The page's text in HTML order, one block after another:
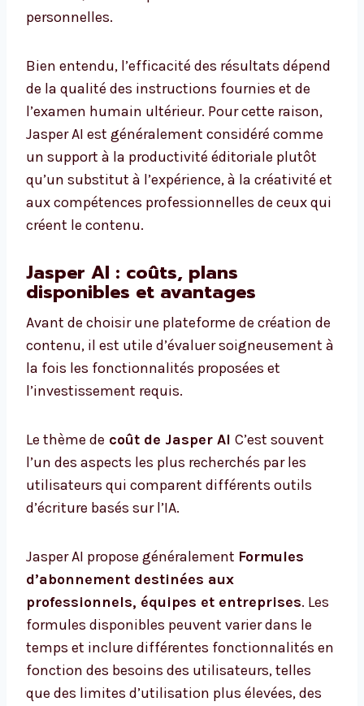
personnelles.
Bien entendu, l’efficacité des résultats dépend
de la qualité des instructions fournies et de
l’examen humain ultérieur. Pour cette raison,
Jasper AI est généralement considéré comme
un support à la productivité éditoriale plutôt
qu’un substitut à l’expérience, à la créativité et
aux compétences professionnelles de ceux qui
créent le contenu.
Jasper AI : coûts, plans
disponibles et avantages
Avant de choisir une plateforme de création de
contenu, il est utile d’évaluer soigneusement à
la fois les fonctionnalités proposées et
l’investissement requis.
Le thème de coût de Jasper AI C’est souvent
l’un des aspects les plus recherchés par les
utilisateurs qui comparent différents outils
d’écriture basés sur l’IA.
Jasper AI propose généralement Formules
d’abonnement destinées aux
professionnels, équipes et entreprises. Les
formules disponibles peuvent varier dans le
temps et inclure différentes fonctionnalités en
fonction des besoins des utilisateurs, telles
que des limites d’utilisation plus élevées, des